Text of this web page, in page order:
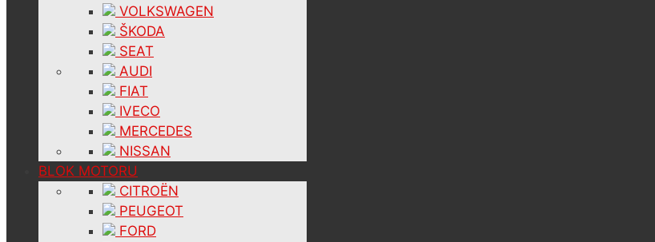
VOLKSWAGEN
ŠKODA
SEAT
AUDI
FIAT
IVECO
MERCEDES
NISSAN
BLOK MOTORU
CITROËN
PEUGEOT
FORD